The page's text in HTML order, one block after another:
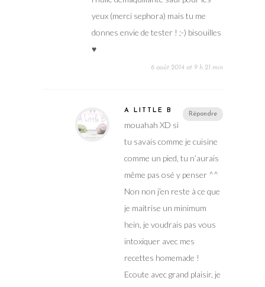
yeux (merci sephora) mais tu me
donnes envie de tester ! ;-) bisouilles
♥
6 août 2014 at 9 h 21 min
Répondre
A LITTLE B
mouahah XD si
tu savais comme je cuisine
comme un pied, tu n’aurais
même pas osé y penser ^^
Non non j’en reste à ce que
je maitrise un minimum
hein, je voudrais pas vous
intoxiquer avec mes
recettes homemade !
Ecoute avec grand plaisir, je